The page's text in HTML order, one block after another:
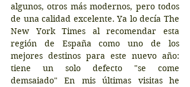
algunos, otros más modernos, pero todos
de una calidad excelente. Ya lo decía The
New York Times al recomendar esta
región de España como uno de los
mejores destinos para este nuevo año:
tiene un solo defecto "se come
demsaiado" En mis últimas visitas he